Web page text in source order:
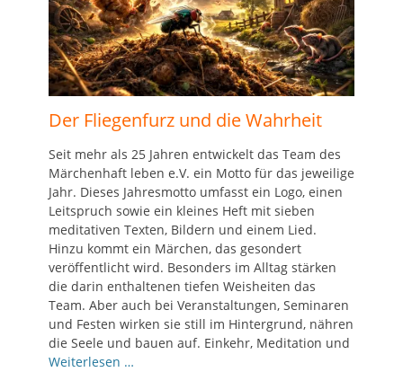
Der Fliegenfurz und die Wahrheit
Seit mehr als 25 Jahren entwickelt das Team des
Märchenhaft leben e.V. ein Motto für das jeweilige
Jahr. Dieses Jahresmotto umfasst ein Logo, einen
Leitspruch sowie ein kleines Heft mit sieben
meditativen Texten, Bildern und einem Lied.
Hinzu kommt ein Märchen, das gesondert
veröffentlicht wird. Besonders im Alltag stärken
die darin enthaltenen tiefen Weisheiten das
Team. Aber auch bei Veranstaltungen, Seminaren
und Festen wirken sie still im Hintergrund, nähren
die Seele und bauen auf. Einkehr, Meditation und
Weiterlesen …